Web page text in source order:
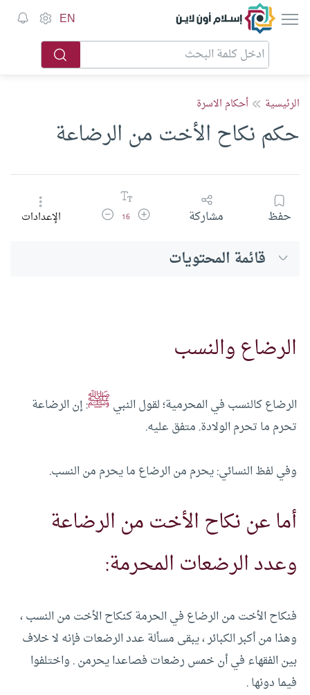
إسلام أون لاين EN
الرئيسية أحكام الاسرة
حكم نكاح الأخت من الرضاعة
حفظ مشاركة زيادة حجم الخط
16 تقليل حجم الخطالإعدادات
قائمة المحتويات
الرضاع والنسب
الرضاع كالنسب في المحرمية؛ لقول النبي ﷺ: إن الرضاعة
تحرم ما تحرم الولادة. متفق عليه.
وفي لفظ النسائي: يحرم من الرضاع ما يحرم من النسب.
أما عن نكاح الأخت من الرضاعة
وعدد الرضعات المحرمة:
فنكاح الأخت من الرضاع في الحرمة كنكاح الأخت من النسب ،
وهذا من أكبر الكبائر ، يبقى مسألة عدد الرضعات فإنه لا خلاف
بين الفقهاء في أن خمس رضعات فصاعدا يحرمن . واختلفوا
فيما دونها .